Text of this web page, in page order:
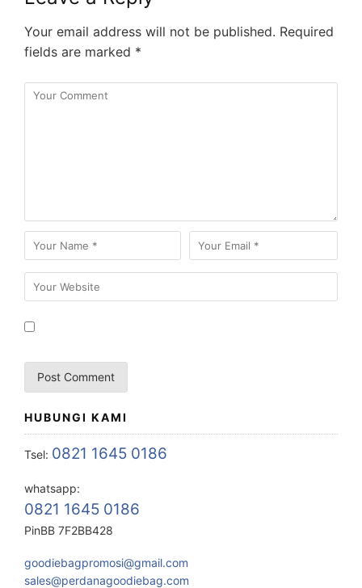
Your email address will not be published. Required
fields are marked *
HUBUNGI KAMI
Tsel: 0821 1645 0186
whatsapp:
0821 1645 0186
PinBB 7F2BB428
goodiebagpromosi@gmail.com
sales@perdanagoodiebag.com